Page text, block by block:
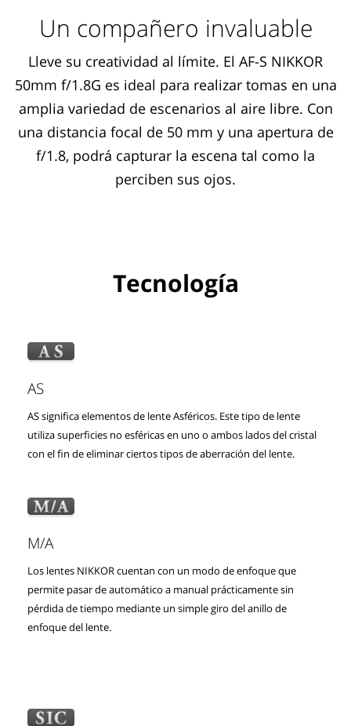
Un compañero invaluable
Lleve su creatividad al límite. El AF-S NIKKOR
50mm f/1.8G es ideal para realizar tomas en una
amplia variedad de escenarios al aire libre. Con
una distancia focal de 50 mm y una apertura de
f/1.8, podrá capturar la escena tal como la
perciben sus ojos.
Tecnología
AS
AS significa elementos de lente Asféricos. Este tipo de lente
utiliza superficies no esféricas en uno o ambos lados del cristal
con el fin de eliminar ciertos tipos de aberración del lente.
M/A
Los lentes NIKKOR cuentan con un modo de enfoque que
permite pasar de automático a manual prácticamente sin
pérdida de tiempo mediante un simple giro del anillo de
enfoque del lente.